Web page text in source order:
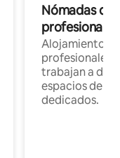
Nómadas
Alojamientos
profesionales
trabajan a
espacios de
dedicados.